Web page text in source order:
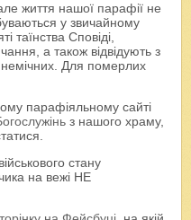
життя нашої парафії не
у звичайному
таїнства Сповіді,
а також відвідують з
Для померлих
парафіяльному сайті
з нашого храму,
стану
на вежі НЕ